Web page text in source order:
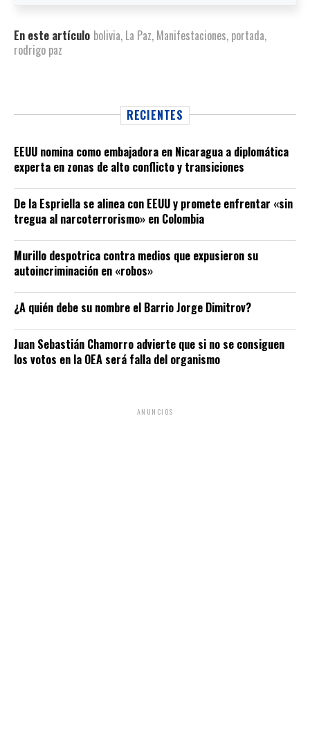
En este artículo bolivia, La Paz, Manifestaciones, portada,
rodrigo paz
RECIENTES
EEUU nomina como embajadora en Nicaragua a diplomática
experta en zonas de alto conflicto y transiciones
De la Espriella se alinea con EEUU y promete enfrentar «sin
tregua al narcoterrorismo» en Colombia
Murillo despotrica contra medios que expusieron su
autoincriminación en «robos»
¿A quién debe su nombre el Barrio Jorge Dimitrov?
Juan Sebastián Chamorro advierte que si no se consiguen
los votos en la OEA será falla del organismo
ANUNCIOS